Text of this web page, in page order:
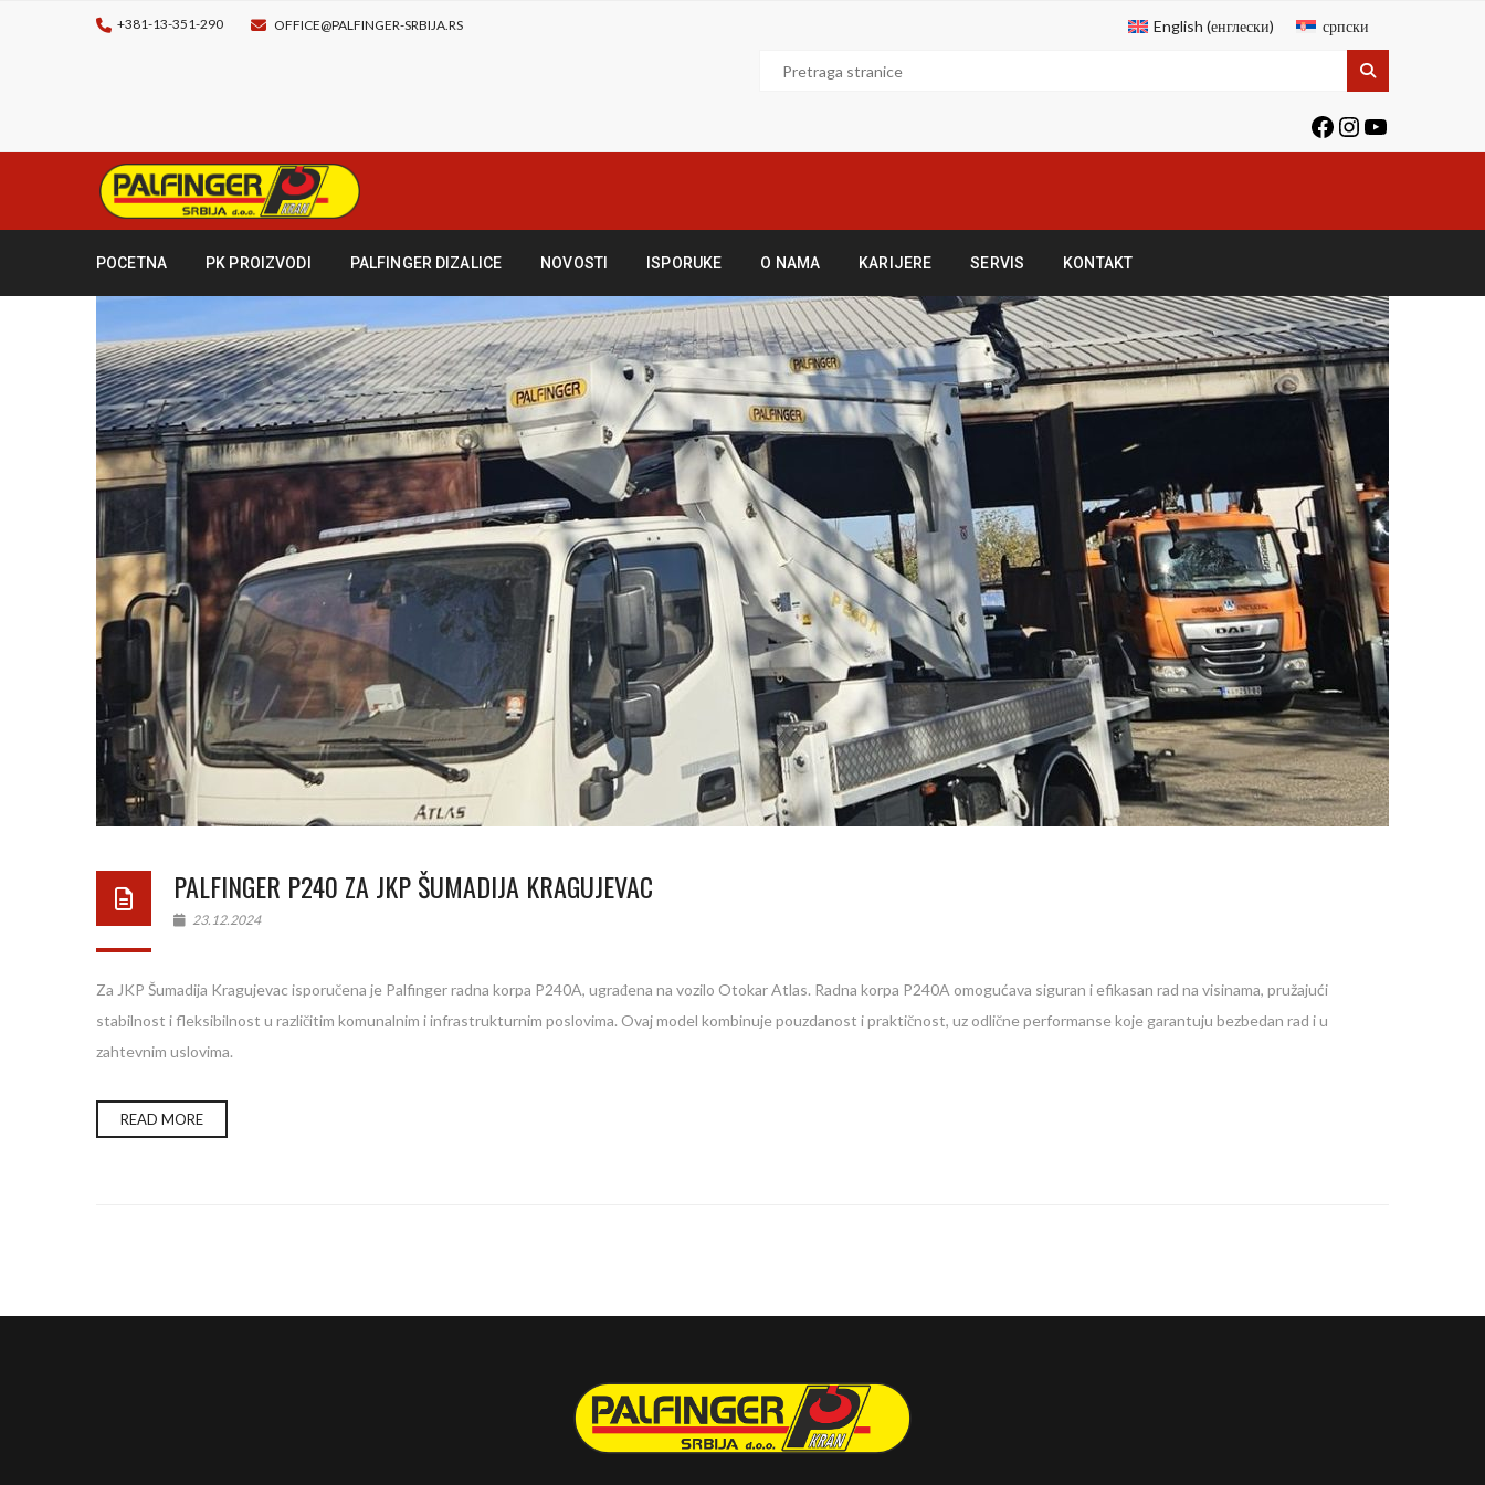
+381-13-351-290 OFFICE@PALFINGER-SRBIJA.RS English (енглески) српски
POCETNA PK PROIZVODI PALFINGER DIZALICE NOVOSTI ISPORUKE O NAMA KARIJERE SERVIS KONTAKT
PALFINGER P240 ZA JKP ŠUMADIJA KRAGUJEVAC
23.12.2024
Za JKP Šumadija Kragujevac isporučena je Palfinger radna korpa P240A, ugrađena na vozilo Otokar Atlas. Radna korpa P240A omogućava siguran i efikasan rad na visinama, pružajući
stabilnost i fleksibilnost u različitim komunalnim i infrastrukturnim poslovima. Ovaj model kombinuje pouzdanost i praktičnost, uz odlične performanse koje garantuju bezbedan rad i u
zahtevnim uslovima.
READ MORE